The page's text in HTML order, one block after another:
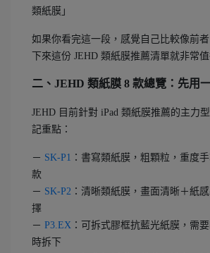
類紙膜」
如果你看完這一段，感覺自己比較像前
下來這份 JEHD 類紙膜推薦清單就非常
二、JEHD 類紙膜 8 款總覽：先用
JEHD 目前針對 iPad 類紙膜推薦的主力
記重點：
－ SK-P1
：書寫類紙膜，粗顆粒，重度
款
－ SK-P2 ：清晰類紙膜，畫面清晰＋紙
擇
－ P3.EX ：可拆式膠框抗藍光紙膜，需
時拆下